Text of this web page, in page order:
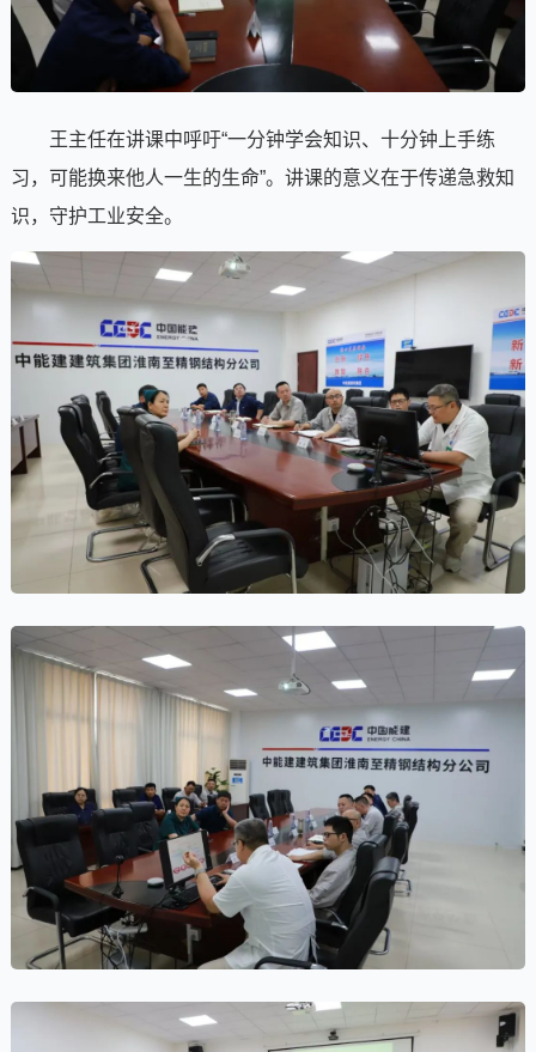
王主任在讲课中呼吁“一分钟学会知识、十分钟上手练
习，可能换来他人一生的生命”。讲课的意义在于传递急救知
识，守护工业安全。